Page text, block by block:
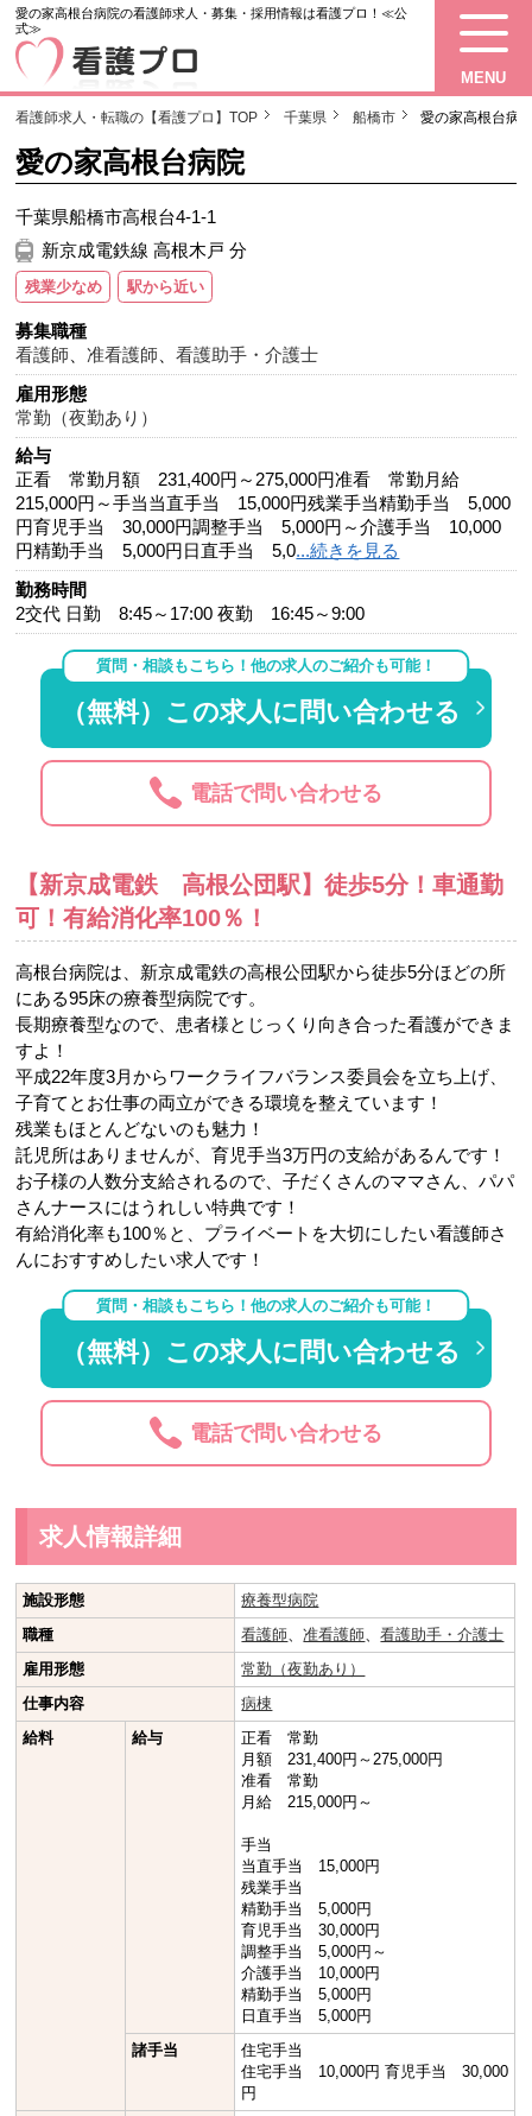
愛の家高根台病院の看護師求人・募集・採用情報は看護プロ！≪公
式≫
MENU
看護師求人・転職の【看護プロ】TOP 千葉県 船橋市 愛の家高根台病
愛の家高根台病院
千葉県船橋市高根台4-1-1
新京成電鉄線 高根木戸 分
残業少なめ 駅から近い
募集職種
看護師 、准看護師 、看護助手・介護士
雇用形態
常勤（夜勤あり）
給与
正看 常勤月額 231,400円～275,000円准看 常勤月給
215,000円～手当当直手当 15,000円残業手当精勤手当 5,000
円育児手当 30,000円調整手当 5,000円～介護手当 10,000
円精勤手当 5,000円日直手当 5,0...続きを見る
勤務時間
2交代 日勤 8:45～17:00 夜勤 16:45～9:00
質問・相談もこちら！他の求人のご紹介も可能！
（無料）この求人に問い合わせる
電話で問い合わせる
【新京成電鉄 高根公団駅】徒歩5分！車通勤
可！有給消化率100％！
高根台病院は、新京成電鉄の高根公団駅から徒歩5分ほどの所
にある95床の療養型病院です。
長期療養型なので、患者様とじっくり向き合った看護ができま
すよ！
平成22年度3月からワークライフバランス委員会を立ち上げ、
子育てとお仕事の両立ができる環境を整えています！
残業もほとんどないのも魅力！
託児所はありませんが、育児手当3万円の支給があるんです！
お子様の人数分支給されるので、子だくさんのママさん、パパ
さんナースにはうれしい特典です！
有給消化率も100％と、プライベートを大切にしたい看護師さ
んにおすすめしたい求人です！
質問・相談もこちら！他の求人のご紹介も可能！
（無料）この求人に問い合わせる
電話で問い合わせる
求人情報詳細
施設形態
療養型病院
職種
看護師 、准看護師 、看護助手・介護士
雇用形態
常勤（夜勤あり）
仕事内容
病棟
給料
給与
正看 常勤
月額 231,400円～275,000円
准看 常勤
月給 215,000円～
手当
当直手当 15,000円
残業手当
精勤手当 5,000円
育児手当 30,000円
調整手当 5,000円～
介護手当 10,000円
精勤手当 5,000円
日直手当 5,000円
諸手当
住宅手当
住宅手当 10,000円 育児手当 30,000
円